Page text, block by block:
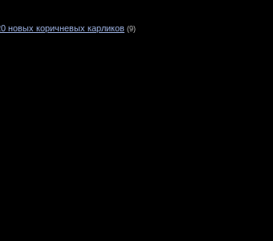
новых коричневых карликов (9)